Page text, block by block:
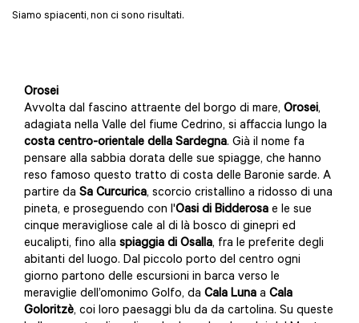
Siamo spiacenti, non ci sono risultati.
Orosei
Avvolta dal fascino attraente del borgo di mare, Orosei,
adagiata nella Valle del fiume Cedrino, si affaccia lungo la
costa centro-orientale della Sardegna. Già il nome fa
pensare alla sabbia dorata delle sue spiagge, che hanno
reso famoso questo tratto di costa delle Baronie sarde. A
partire da Sa Curcurica, scorcio cristallino a ridosso di una
pineta, e proseguendo con l'Oasi di Bidderosa e le sue
cinque meravigliose cale al di là bosco di ginepri ed
eucalipti, fino alla spiaggia di Osalla, fra le preferite degli
abitanti del luogo. Dal piccolo porto del centro ogni
giorno partono delle escursioni in barca verso le
meraviglie dell’omonimo Golfo, da Cala Luna a Cala
Goloritzè, coi loro paesaggi blu da da cartolina. Su queste